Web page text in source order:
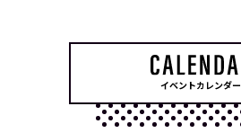
イベントカレンダー